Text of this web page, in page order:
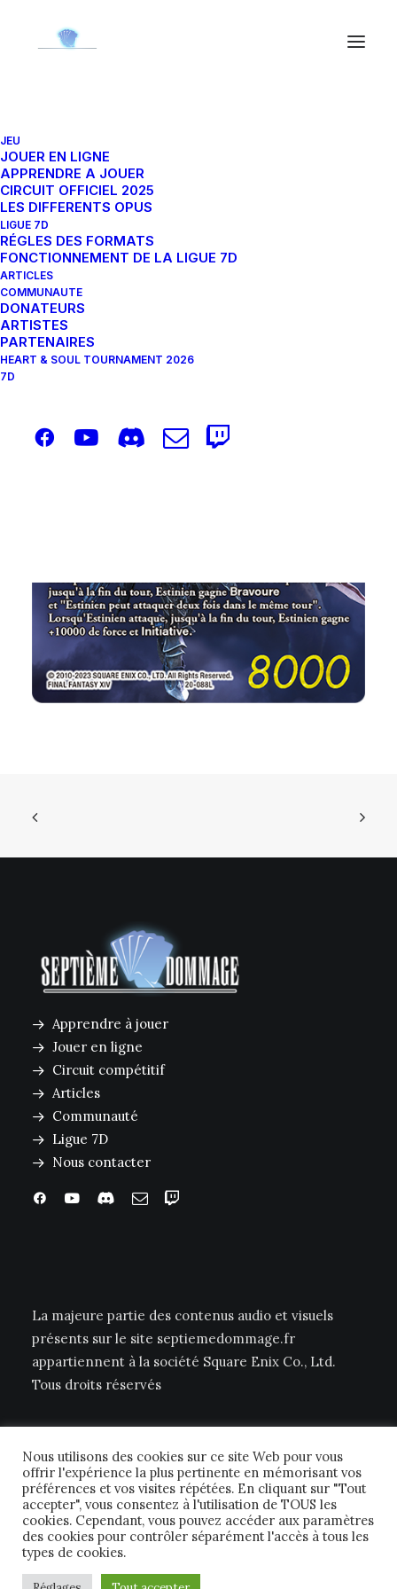
JEU
JOUER EN LIGNE
APPRENDRE A JOUER
CIRCUIT OFFICIEL 2025
LES DIFFERENTS OPUS
LIGUE 7D
RÉGLES DES FORMATS
FONCTIONNEMENT DE LA LIGUE 7D
ARTICLES
COMMUNAUTE
DONATEURS
ARTISTES
PARTENAIRES
HEART & SOUL TOURNAMENT 2026
7D
Estinien 20-088L
20 janvier 2024 | ByNed'
Apprendre à jouer
Jouer en ligne
Circuit compétitif
Articles
Communauté
Ligue 7D
Nous contacter
La majeure partie des contenus audio et visuels
présents sur le site septiemedommage.fr
appartiennent à la société Square Enix Co., Ltd.
Tous droits réservés
© 2026 Septième Dommage FFTCG. | Tous droits réservés.
Nous utilisons des cookies sur ce site Web pour vous
offrir l'expérience la plus pertinente en mémorisant vos
préférences et vos visites répétées. En cliquant sur "Tout
accepter", vous consentez à l'utilisation de TOUS les
cookies. Cependant, vous pouvez accéder aux paramètres
des cookies pour contrôler séparément l'accès à tous les
types de cookies.